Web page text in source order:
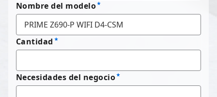
Nombre del modelo
Cantidad
Necesidades del negocio